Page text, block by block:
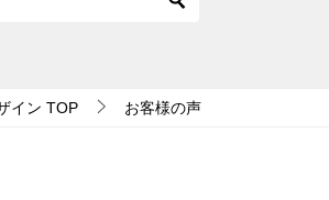
イン TOP お客様の声